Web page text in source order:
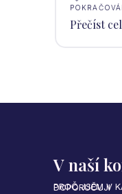
Přečíst
V naší
PROČ JSEM V KATALOGU & KOHO DOPORUČUJI